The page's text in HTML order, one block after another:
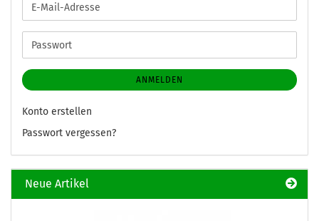
E-
Mail-
Adresse
Passwort
ANMELDEN
Konto erstellen
Passwort vergessen?
Neue Artikel